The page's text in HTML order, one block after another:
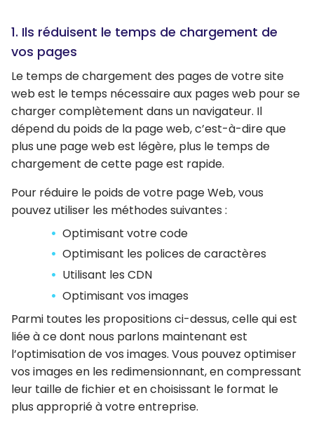
1. Ils réduisent le temps de chargement de
vos pages
Le temps de chargement des pages de votre site
web est le temps nécessaire aux pages web pour se
charger complètement dans un navigateur. Il
dépend du poids de la page web, c’est-à-dire que
plus une page web est légère, plus le temps de
chargement de cette page est rapide.
Pour réduire le poids de votre page Web, vous
pouvez utiliser les méthodes suivantes :
Optimisant votre code
Optimisant les polices de caractères
Utilisant les CDN
Optimisant vos images
Parmi toutes les propositions ci-dessus, celle qui est
liée à ce dont nous parlons maintenant est
l’optimisation de vos images. Vous pouvez optimiser
vos images en les redimensionnant, en compressant
leur taille de fichier et en choisissant le format le
plus approprié à votre entreprise.